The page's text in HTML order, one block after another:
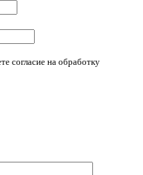
согласие на обработку